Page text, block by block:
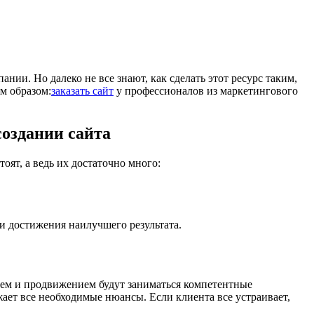
Но далеко не все знают, как сделать этот ресурс таким,
образом:заказать сайт у профессионалов из маркетингового
сайта
а ведь их достаточно много:
наилучшего результата.
и продвижением будут заниматься компетентные
все необходимые нюансы. Если клиента все устраивает,